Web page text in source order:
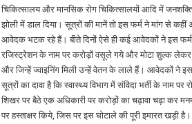
चिकित्सालय और मानसिक रोग चिकित्सालयों आदि में
झोली में डाल दिया। सूत्रों की मानें तो इस फर्म ने मांग से
आवेदक भटक रहे हैं। बीते दिनों ऐसे ही कई आवेदकों ने इस
रजिस्ट्रेशन के नाम पर करोड़ों वसूले गये और मोटा शुल्क लेकर
और जिन्हें ज्वाइनिंग मिली उन्हें वेतन के लाले हैं। आवेदकों ने
सूत्रों का दावा है कि स्वास्थ्य विभाग में संविदा भर्ती के नाम
शिखर पर बैठे एक अधिकारी पर करोड़ों का चढ़ावा चढ़ा कर
पर हस्ताक्षर किये, जिस पर इस घोटाले की पूरी इमारत